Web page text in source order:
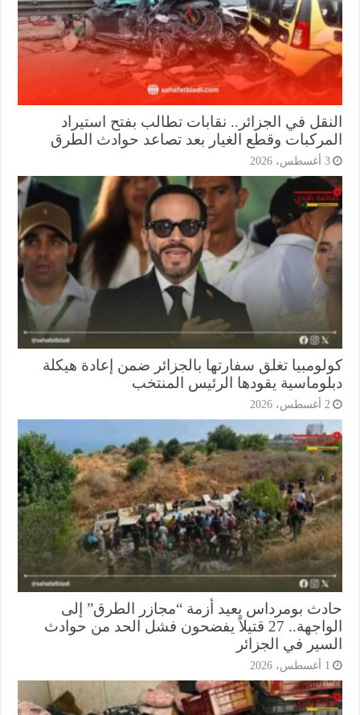
في الجزائر.. نقابات تطالب بفتح استيراد
وقطع الغيار بعد تصاعد حوادث الطرق
تغلق سفارتها بالجزائر ضمن إعادة هيكلة
يقودها الرئيس المنتخب
بومرداس يعيد أزمة “مجازر الطرق” إلى
الواجهة.. 27 قتيلاً يفضحون فشل الحد من حوادث
في الجزائر